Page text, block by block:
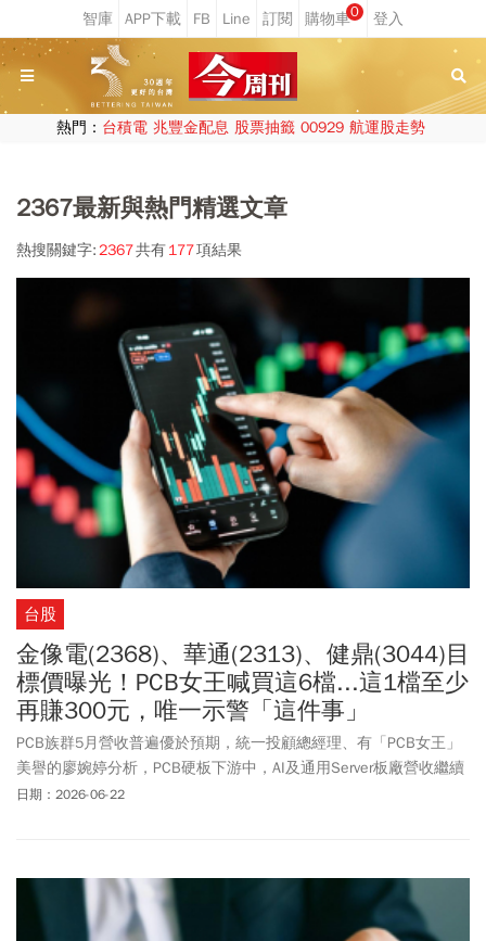
0
熱門： 台積電 兆豐金配息 股票抽籤 00929 航運股走勢
2367最新與熱門精選文章
熱搜關鍵字:2367共有177項結果
台股
金像電(2368)、華通(2313)、健鼎(3044)目
標價曝光！PCB女王喊買這6檔...這1檔至少
再賺300元，唯一示警「這件事」
PCB族群5月營收普遍優於預期，統一投顧總經理、有「PCB女王」
美譽的廖婉婷分析，PCB硬板下游中，AI及通用Server板廠營收繼續
亮眼，給予尖點(8021)、博智(8155)、定穎投控(3715)等6家「買
日期：2026-06-22